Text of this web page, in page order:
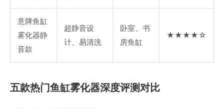
意牌鱼缸
雾化器静
音款
超静音设
计、易清洗
卧室、书
房鱼缸
★★★★☆
五款热门鱼缸雾化器深度评测对比